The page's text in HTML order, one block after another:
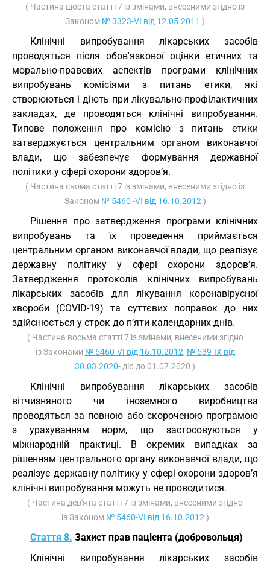
( Частина шоста статті 7 із змінами, внесеними згідно із
Законом № 3323-VI від 12.05.2011 )
Клінічні випробування лікарських засобів
проводяться після обов'язкової оцінки етичних та
морально-правових аспектів програми клінічних
випробувань комісіями з питань етики, які
створюються і діють при лікувально-профілактичних
закладах, де проводяться клінічні випробування.
Типове положення про комісію з питань етики
затверджується центральним органом виконавчої
влади, що забезпечує формування державної
політики у сфері охорони здоров’я.
( Частина сьома статті 7 із змінами, внесеними згідно із
Законом № 5460 -VI від 16.10.2012 )
Рішення про затвердження програми клінічних
випробувань та їх проведення приймається
центральним органом виконавчої влади, що реалізує
державну політику у сфері охорони здоров’я.
Затвердження протоколів клінічних випробувань
лікарських засобів для лікування коронавірусної
хвороби (COVID-19) та суттєвих поправок до них
здійснюється у строк до п’яти календарних днів.
( Частина восьма статті 7 із змінами, внесеними згідно
із Законами № 5460-VI від 16.10.2012, № 539-IX від
30.03.2020- діє до 01.07.2020 )
Клінічні випробування лікарських засобів
вітчизняного чи іноземного виробництва
проводяться за повною або скороченою програмою
з урахуванням норм, що застосовуються у
міжнародній практиці. В окремих випадках за
рішенням центрального органу виконавчої влади, що
реалізує державну політику у сфері охорони здоров’я
клінічні випробування можуть не проводитися.
( Частина дев'ята статті 7 із змінами, внесеними згідно
із Законом № 5460-VI від 16.10.2012 )
Стаття 8. Захист прав пацієнта (добровольця)
Клінічні випробування лікарських засобів